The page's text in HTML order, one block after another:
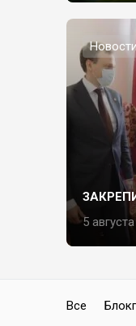
5 августа
Все